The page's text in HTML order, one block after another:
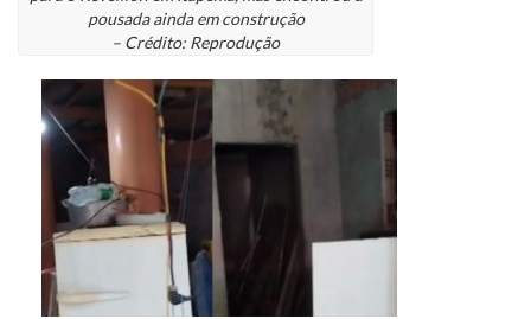
pousada ainda em construção
– Crédito: Reprodução